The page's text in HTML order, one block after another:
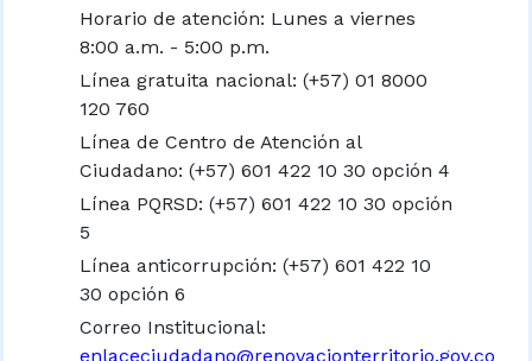
Horario de atención: Lunes a viernes
8:00 a.m. - 5:00 p.m.
Línea gratuita nacional: (+57) 01 8000
120 760
Línea de Centro de Atención al
Ciudadano: (+57) 601 422 10 30 opción 4
Línea PQRSD: (+57) 601 422 10 30 opción
5
Línea anticorrupción: (+57) 601 422 10
30 opción 6
Correo Institucional:
enlaceciudadano@renovacionterritorio.gov.co